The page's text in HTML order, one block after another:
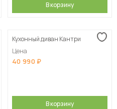
В корзину
Кухонный диван Кантри
Цена
40 990
В корзину